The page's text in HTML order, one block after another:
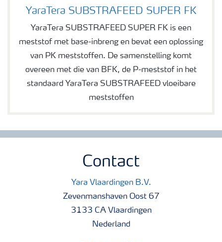
YaraTera SUBSTRAFEED SUPER FK
YaraTera SUBSTRAFEED SUPER FK
YaraTera SUBSTRAFEED SUPER FK is een
meststof met base-inbreng en bevat een oplossing
van PK meststoffen. De samenstelling komt
overeen met die van BFK, de P-meststof in het
standaard YaraTera SUBSTRAFEED vloeibare
meststoffen
Contact
Yara Vlaardingen B.V.
Zevenmanshaven Oost 67
3133 CA Vlaardingen
Nederland